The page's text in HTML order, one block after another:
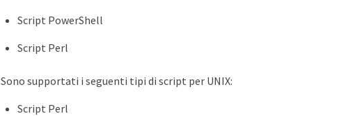
Script PowerShell
Script Perl
Sono supportati i seguenti tipi di script per UNIX:
Script Perl